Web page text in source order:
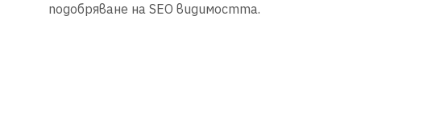
подобряване на SEO видимостта.